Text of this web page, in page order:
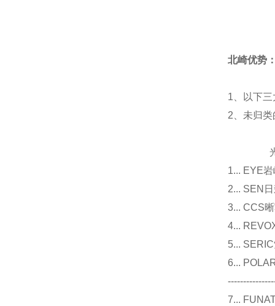
北崎优势
1、以下
2、未归
光源
1... EYE
2... SEN
3... CCS
4...
5...
6...
7...